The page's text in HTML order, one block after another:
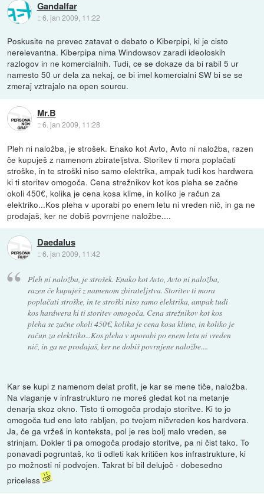
Gandalfar
::6. jan 2009, 11:22
Poskusite ne prevec zatavat o debato o Kiberpipi, ki je cisto
nerelevantna. Kiberpipa nima Windowsov zaradi ideoloskih
razlogov in ne komercialnih. Tudi, ce se dokaze da bi rabil 5 ur
namesto 50 ur dela za nekaj, ce bi imel komercialni SW bi se se
zmeraj vztrajalo na open sourcu.
Mr.B
::6. jan 2009, 11:28
Pleh ni naložba, je strošek. Enako kot Avto, Avto ni naložba, razen
če kupuješ z namenom zbirateljstva. Storitev ti mora poplačati
stroške, in te stroški niso samo elektrika, ampak tudi kos hardwera
ki ti storitev omogoča. Cena strežnikov kot kos pleha se začne
okoli 450€, kolika je cena kosa klime, in koliko je račun za
elektriko...Kos pleha v uporabi po enem letu ni vreden nič, in ga ne
prodajaš, ker ne dobiš povrnjene naložbe....
Daedalus
::6. jan 2009, 11:42
Pleh ni naložba, je strošek. Enako kot Avto, Avto ni naložba,
razen če kupuješ z namenom zbirateljstva. Storitev ti mora
poplačati stroške, in te stroški niso samo elektrika, ampak tudi
kos hardwera ki ti storitev omogoča. Cena strežnikov kot kos
pleha se začne okoli 450€, kolika je cena kosa klime, in koliko je
račun za elektriko...Kos pleha v uporabi po enem letu ni vreden
nič, in ga ne prodajaš, ker ne dobiš povrnjene naložbe....
Kar se kupi z namenom delat profit, je kar se mene tiče, naložba.
Na vlaganje v infrastrukturo ne moreš gledat kot na metanje
denarja skoz okno. Tisto ti omogoča prodajo storitve. Ki to jo
omogoča tud eno leto rabljen, po tvojem ničvreden kos hardvera.
Ja, če ga vržeš in konteksta, pol je res bolj malo vreden, se
strinjam. Dokler ti pa omogoča prodajo storitve, pa ni čist tako. To
ponavadi pogruntaš, ko ti odleti kak kritičen kos infrastrukture, ki
po možnosti ni podvojen. Takrat bi bil delujoč - dobesedno
priceless